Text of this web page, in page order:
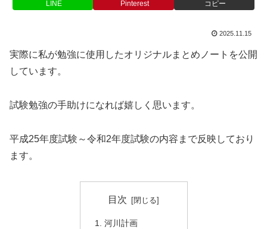
LINE Pinterest コピー
2025.11.15
実際に私が勉強に使用したオリジナルまとめノートを公開
しています。
試験勉強の手助けになれば嬉しく思います。
平成25年度試験～令和2年度試験の内容まで反映しており
ます。
目次
河川計画